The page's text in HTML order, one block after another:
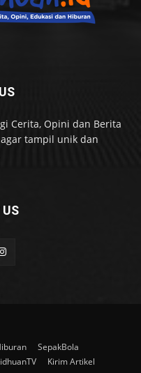
Cerita, Opini dan Berita
tampil unik dan
US
SepakBola
Kirim Artikel